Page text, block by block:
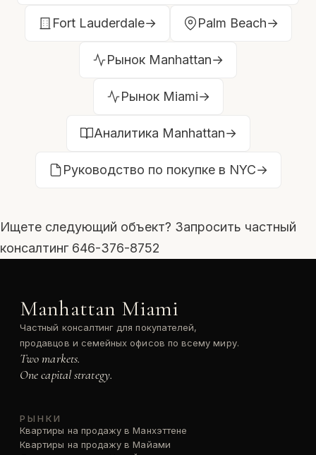
Fort Lauderdale→ Palm Beach→
Рынок Manhattan→
Рынок Miami→
Аналитика Manhattan→
Руководство по покупке в NYC→
Ищете следующий объект? Запросить частный
консалтинг 646-376-8752
Manhattan Miami
Частный консалтинг для покупателей,
продавцов и семейных офисов по всему миру.
Two markets.
One capital strategy.
РЫНКИ
Квартиры на продажу в Манхэттене
Квартиры на продажу в Майами